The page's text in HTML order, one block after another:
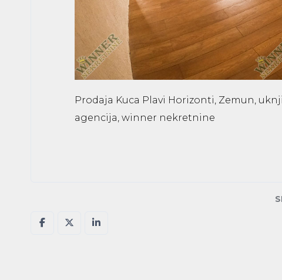
Prodaja Kuca Plavi Horizonti, Zemun,
agencija, winner nekretnine